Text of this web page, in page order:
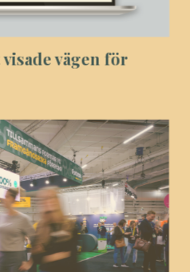
vägen för